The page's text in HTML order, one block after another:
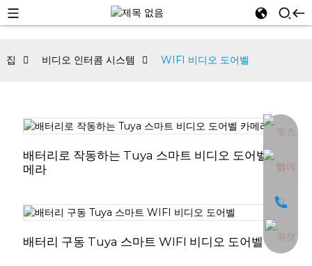
집 비디오 인터콤 시스템 WIFI 비디오 도어벨
배터리로 작동하는 Tuya 스마트 비디오 도어벨 카
메라
배터리 구동 Tuya 스마트 WIFI 비디오 도어벨